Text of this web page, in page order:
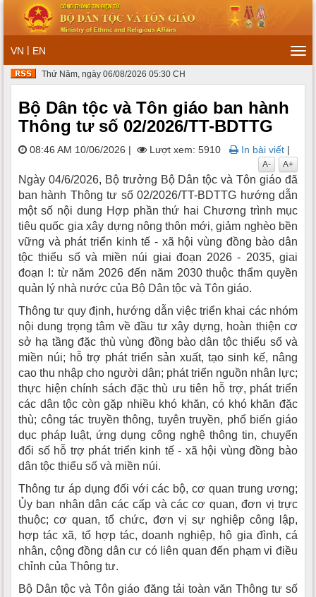
VN | EN
Thứ Năm, ngày 06/08/2026 05:30 CH
Bộ Dân tộc và Tôn giáo ban hành
Thông tư số 02/2026/TT-BDTTG
08:46 AM 10/06/2026 | Lượt xem: 5910 In bài viết |
A+
A-
Ngày 04/6/2026, Bộ trưởng Bộ Dân tộc và Tôn giáo đã
ban hành Thông tư số 02/2026/TT-BDTTG hướng dẫn
một số nội dung Hợp phần thứ hai Chương trình mục
tiêu quốc gia xây dựng nông thôn mới, giảm nghèo bền
vững và phát triển kinh tế - xã hội vùng đồng bào dân
tộc thiểu số và miền núi giai đoạn 2026 - 2035, giai
đoạn I: từ năm 2026 đến năm 2030 thuộc thẩm quyền
quản lý nhà nước của Bộ Dân tộc và Tôn giáo.
Thông tư quy định, hướng dẫn việc triển khai các nhóm
nội dung trọng tâm về đầu tư xây dựng, hoàn thiện cơ
sở hạ tầng đặc thù vùng đồng bào dân tộc thiểu số và
miền núi; hỗ trợ phát triển sản xuất, tạo sinh kế, nâng
cao thu nhập cho người dân; phát triển nguồn nhân lực;
thực hiện chính sách đặc thù ưu tiên hỗ trợ, phát triển
các dân tộc còn gặp nhiều khó khăn, có khó khăn đặc
thù; công tác truyền thông, tuyên truyền, phổ biến giáo
dục pháp luật, ứng dụng công nghệ thông tin, chuyển
đổi số hỗ trợ phát triển kinh tế - xã hội vùng đồng bào
dân tộc thiểu số và miền núi.
Thông tư áp dụng đối với các bộ, cơ quan trung ương;
Ủy ban nhân dân các cấp và các cơ quan, đơn vị trực
thuộc; cơ quan, tổ chức, đơn vị sự nghiệp công lập,
hợp tác xã, tổ hợp tác, doanh nghiệp, hộ gia đình, cá
nhân, cộng đồng dân cư có liên quan đến phạm vi điều
chỉnh của Thông tư.
Bộ Dân tộc và Tôn giáo đăng tải toàn văn Thông tư số